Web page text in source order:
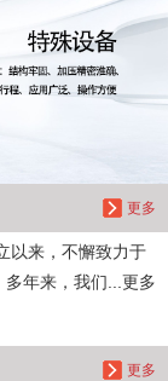
更多
以来，不懈致力于
年来，我们...更多
更多